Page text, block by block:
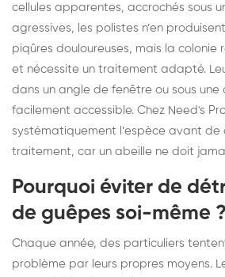
cellules apparentes, accrochés sous
agressives, les polistes n’en
piqûres douloureuses, mais la
et nécessite un traitement adapté.
dans un angle de fenêtre ou sous
facilement accessible. Chez Need's
systématiquement l’espèce avant de
traitement, car un abeille ne doit
Pourquoi éviter de
de guêpes soi-même ?
Chaque année, des particuliers
problème par leurs propres moyens.